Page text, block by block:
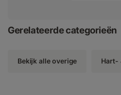
Gerelateerde categorieën
Bekijk alle overige Hart-